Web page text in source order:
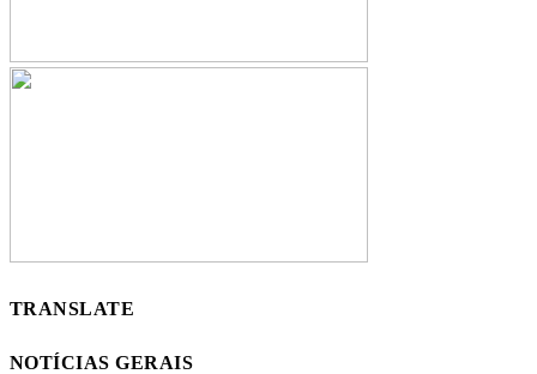
TRANSLATE
NOTÍCIAS GERAIS